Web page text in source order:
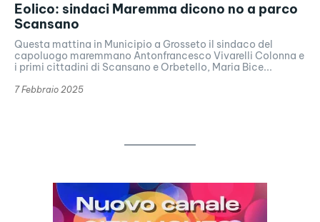
Eolico: sindaci Maremma dicono no a parco
Scansano
Questa mattina in Municipio a Grosseto il sindaco del
capoluogo maremmano Antonfrancesco Vivarelli Colonna e
i primi cittadini di Scansano e Orbetello, Maria Bice...
7 Febbraio 2025